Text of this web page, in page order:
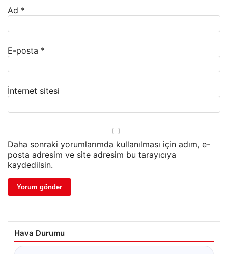
Ad *
E-posta *
İnternet sitesi
Daha sonraki yorumlarımda kullanılması için adım, e-
posta adresim ve site adresim bu tarayıcıya
kaydedilsin.
Hava Durumu